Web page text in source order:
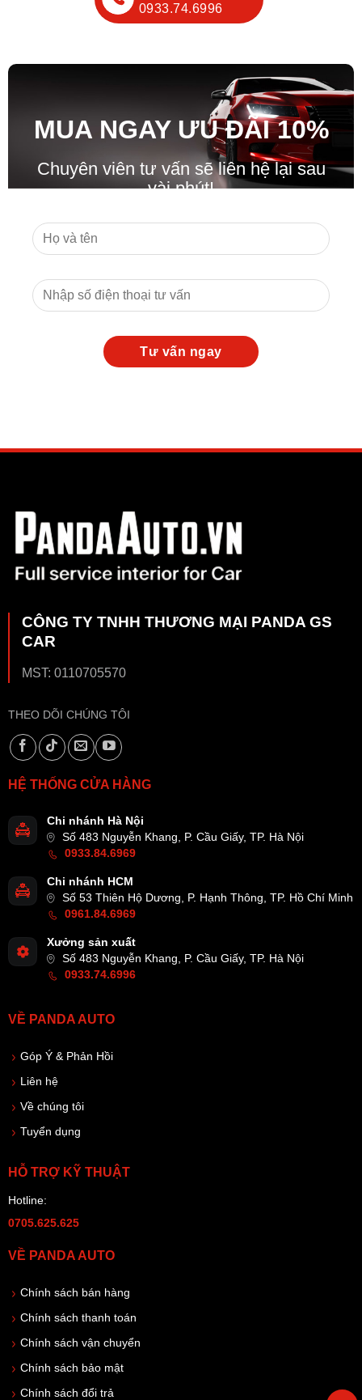
0933.74.6996
MUA NGAY ƯU ĐÃI10%
Chuyên viên tư vấn sẽ liên hệ lại sau
vài phút!
CÔNG TY TNHH THƯƠNG MẠI PANDA GS
CAR
MST: 0110705570
THEO DÕI CHÚNG TÔI
HỆ THỐNG CỬA HÀNG
Chi nhánh Hà Nội
Số 483 Nguyễn Khang, P. Cầu Giấy, TP. Hà Nội
0933.84.6969
Chi nhánh HCM
Số 53 Thiên Hộ Dương, P. Hạnh Thông, TP. Hồ Chí Minh
0961.84.6969
Xưởng sản xuất
Số 483 Nguyễn Khang, P. Cầu Giấy, TP. Hà Nội
0933.74.6996
VỀ PANDA AUTO
Góp Ý & Phản Hồi
Liên hệ
Về chúng tôi
Tuyển dụng
HỖ TRỢ KỸ THUẬT
Hotline:
0705.625.625
VỀ PANDA AUTO
Chính sách bán hàng
Chính sách thanh toán
Chính sách vận chuyển
Chính sách bảo mật
Chính sách đổi trả